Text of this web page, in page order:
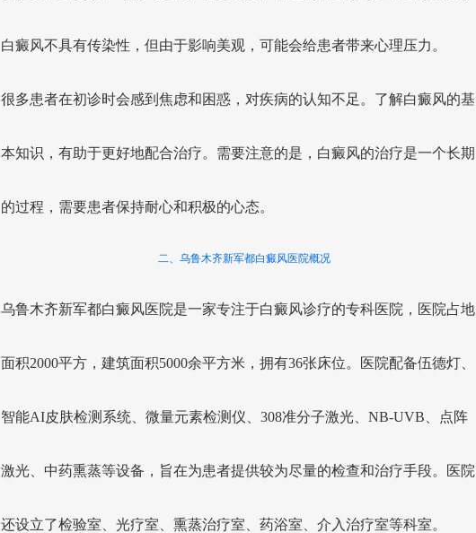
白癜风不具有传染性，但由于影响美观，可能会给患者带来心理压力。
很多患者在初诊时会感到焦虑和困惑，对疾病的认知不足。了解白癜风的基
本知识，有助于更好地配合治疗。需要注意的是，白癜风的治疗是一个长期
的过程，需要患者保持耐心和积极的心态。
二、乌鲁木齐新军都白癜风医院概况
乌鲁木齐新军都白癜风医院是一家专注于白癜风诊疗的专科医院，医院占地
面积2000平方，建筑面积5000余平方米，拥有36张床位。医院配备伍德灯、
智能AI皮肤检测系统、微量元素检测仪、308准分子激光、NB-UVB、点阵
激光、中药熏蒸等设备，旨在为患者提供较为尽量的检查和治疗手段。医院
还设立了检验室、光疗室、熏蒸治疗室、药浴室、介入治疗室等科室。